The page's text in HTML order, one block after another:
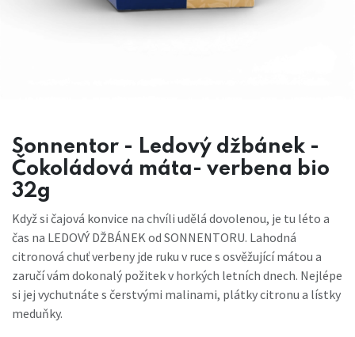
Sonnentor - Ledový džbánek -
Čokoládová máta- verbena bio
32g
Když si čajová konvice na chvíli udělá dovolenou, je tu léto a
čas na LEDOVÝ DŽBÁNEK od SONNENTORU. Lahodná
citronová chuť verbeny jde ruku v ruce s osvěžující mátou a
zaručí vám dokonalý požitek v horkých letních dnech. Nejlépe
si jej vychutnáte s čerstvými malinami, plátky citronu a lístky
meduňky.